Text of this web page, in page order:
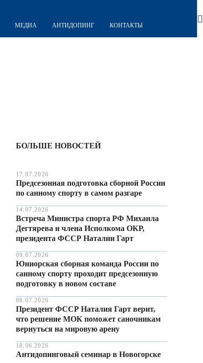
МЕДИА АНТИДОПИНГ КОНТАКТЫ
БОЛЬШЕ НОВОСТЕЙ
17.07.2026
Предсезонная подготовка сборной России
по санному спорту в самом разгаре
14.07.2026
Встреча Министра спорта РФ Михаила
Дегтярева и члена Исполкома ОКР,
президента ФССР Наталии Гарт
09.07.2026
Юниорская сборная команда России по
санному спорту проходит предсезонную
подготовку в новом составе
08.07.2026
Президент ФССР Наталия Гарт верит,
что решение МОК поможет саночникам
вернуться на мировую арену
18.06.2026
Антидопинговый семинар в Новогорске